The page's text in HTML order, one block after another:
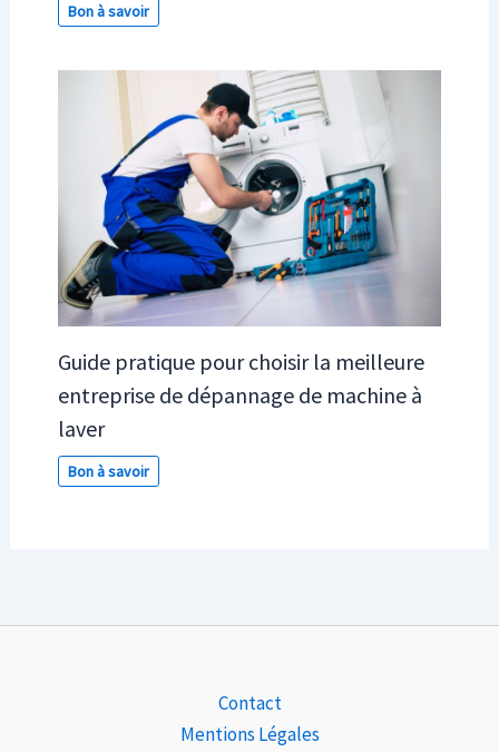
Bon à savoir
Guide pratique pour choisir la meilleure
entreprise de dépannage de machine à
laver
Bon à savoir
Contact
Mentions Légales